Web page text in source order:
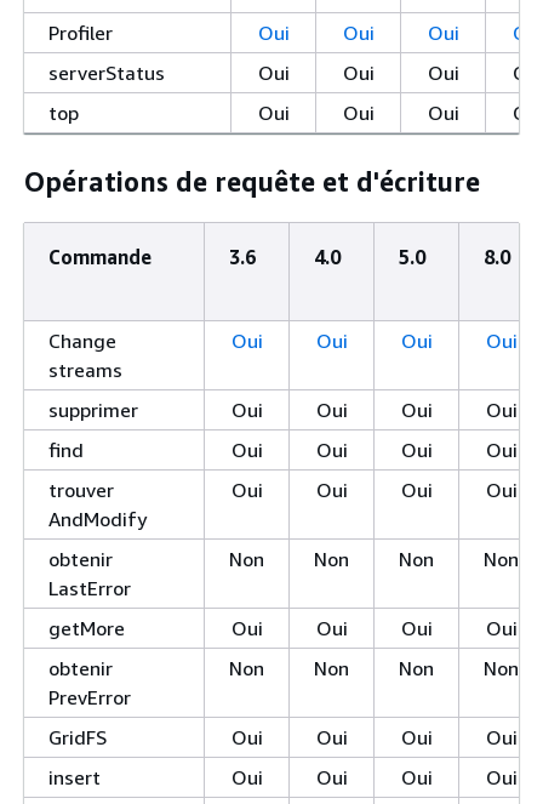
Profiler
Oui Oui Oui
Oui
serverStatus
Oui Oui Oui
Oui
top
Oui Oui Oui Oui
Opérations de requête et d'écriture
Commande 3.6 4.0 5.0 8.0
Change
streams
Oui Oui Oui Oui
supprimer Oui Oui Oui
Oui
find
Oui Oui Oui
Oui
trouver
AndModify
Oui Oui Oui Oui
obtenir
LastError
Non Non Non Non
getMore Oui Oui Oui
Oui
obtenir
PrevError
Non Non Non Non
GridFS Oui Oui Oui
Oui
insert
Oui Oui Oui
Oui